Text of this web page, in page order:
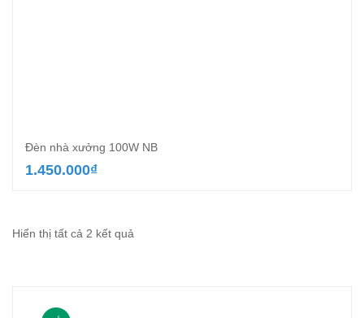
Đèn nhà xưởng 100W NB
1.450.000₫
Hiển thị tất cả 2 kết quả